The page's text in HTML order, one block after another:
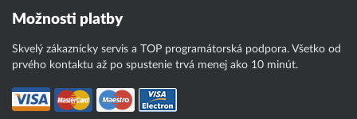
Možnosti platby
Skvelý zákaznícky servis a TOP programátorská podpora. Všetko od
prvého kontaktu až po spustenie trvá menej ako 10 minút.